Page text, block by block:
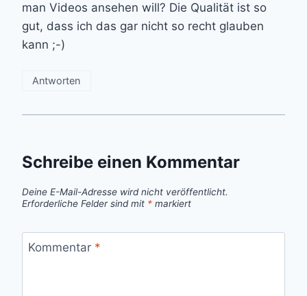
man Videos ansehen will? Die Qualität ist so
gut, dass ich das gar nicht so recht glauben
kann ;-)
Antworten
Schreibe einen Kommentar
Deine E-Mail-Adresse wird nicht veröffentlicht.
Erforderliche Felder sind mit * markiert
Kommentar *